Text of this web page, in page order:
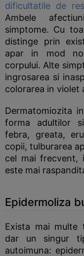
dificultatile de
Ambele
simptome. Cu
distinge prin
apar in mod
corpului. Alte
ingrosarea si
colorarea in violet
Dermatomiozita
forma adultilor
febra, greata,
copii, tulburarea
cel mai frecvent,
este mai
Epidermoliza
Exista mai multe
dar un singur
autoimuna: